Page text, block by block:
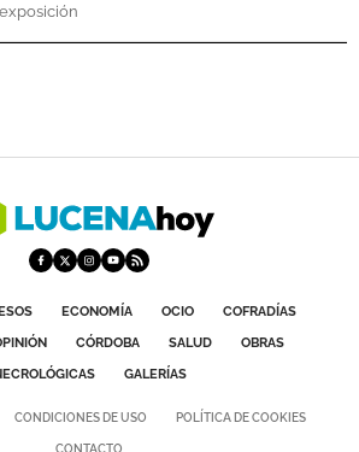
ECONOMÍA OCIO
COFRADÍAS
CÓRDOBA SALUD
OBRAS
GALERÍAS
CONDICIONES DE USO POLÍTICA DE COOKIES
CONTACTO